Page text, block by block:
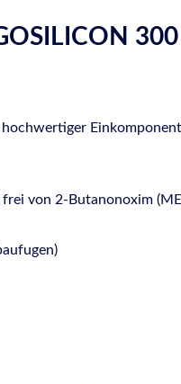
von 2-Butanonoxim